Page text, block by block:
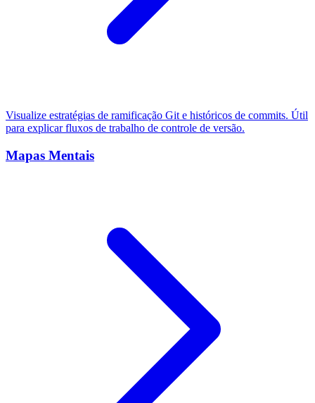
Visualize estratégias de ramificação Git e históricos de commits. Útil
para explicar fluxos de trabalho de controle de versão.
Mapas Mentais